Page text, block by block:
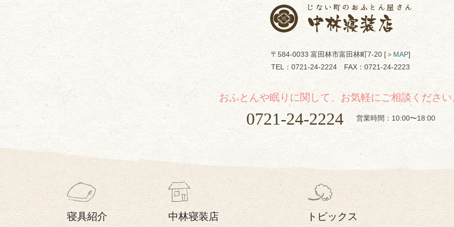
〒584-0033 富田林市富田林町7-20 [＞MAP]
TEL： 0721-24-2224 FAX：0721-24-2223
おふとんや眠りに関して、お気軽にご相談ください
0721-24-2224 営業時間：10:00〜18:00
寝具紹介 中林寝装店 トピックス